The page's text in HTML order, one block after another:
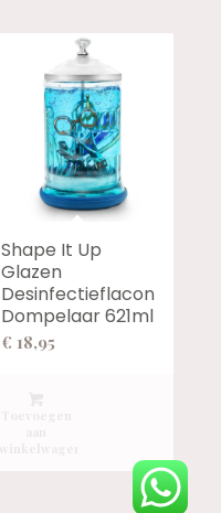
Shape It Up
Glazen
Desinfectieflacon
Dompelaar 621ml
€ 18,95